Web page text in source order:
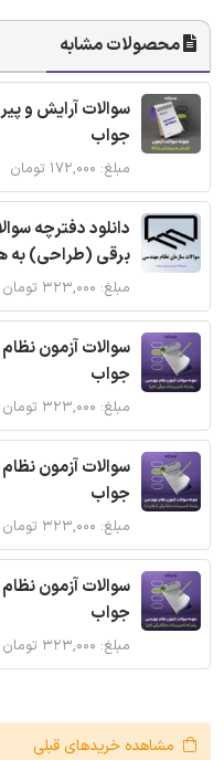
محصولات مشابه
سوالات آرایش و
جواب
مبلغ: ۱۷۲,۰۰۰ تومان
دانلود دفترچه
برقی (طراحی) به
مبلغ: ۳۲۳,۰۰۰ تومان
سوالات آزمون
جواب
مبلغ: ۳۲۳,۰۰۰ تومان
سوالات آزمون
جواب
مبلغ: ۳۲۳,۰۰۰ تومان
سوالات آزمون
جواب
مبلغ: ۳۲۳,۰۰۰ تومان
مشاهده خریدهای قبلی